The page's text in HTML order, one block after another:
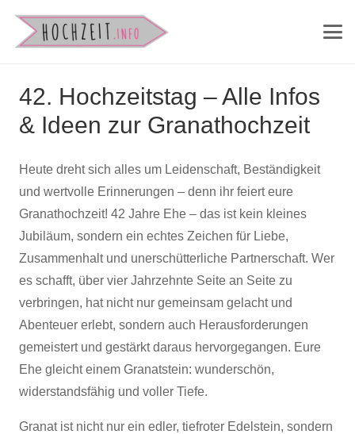
42. Hochzeitstag – Alle Infos
& Ideen zur Granathochzeit
Heute dreht sich alles um Leidenschaft, Beständigkeit
und wertvolle Erinnerungen – denn ihr feiert eure
Granathochzeit! 42 Jahre Ehe – das ist kein kleines
Jubiläum, sondern ein echtes Zeichen für Liebe,
Zusammenhalt und unerschütterliche Partnerschaft. Wer
es schafft, über vier Jahrzehnte Seite an Seite zu
verbringen, hat nicht nur gemeinsam gelacht und
Abenteuer erlebt, sondern auch Herausforderungen
gemeistert und gestärkt daraus hervorgegangen. Eure
Ehe gleicht einem Granatstein: wunderschön,
widerstandsfähig und voller Tiefe.
Granat ist nicht nur ein edler, tiefroter Edelstein, sondern